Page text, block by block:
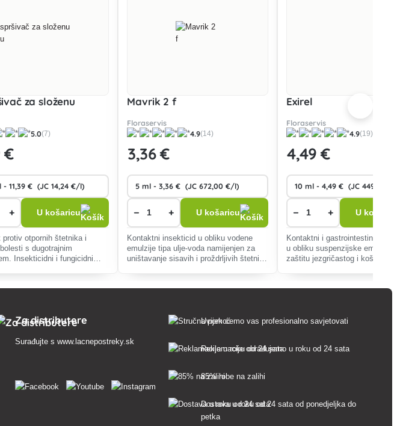
za složenu
5.0(7)
€
+ U košaricu
protiv otpornih štetnika i
s dugotrajnim
Insekticidni i fungicidni
Mavrik 2 f
Floraservis
4.9(14)
3,36 €
− + U košaricu
Kontaktni insekticid u obliku vodene
emulzije tipa ulje-voda namijenjen za
uništavanje sisavih i proždrljivih štetnika
Exirel
Floraservis
4.9(19)
4,49 €
− + U košaricu
Kontaktni i gastrointestinalni
u obliku suspenzijske emulzije
zaštitu jezgričastog i
Za distributere
Surađujte swww.lacnepostreky.sk
Uvijek ćemo vas profesionalno savjetovati
Reklamacije obrađujemo u roku od 24 sata
85% robe na zalihi
Dostava u roku od 24 sata od ponedjeljka do
petka